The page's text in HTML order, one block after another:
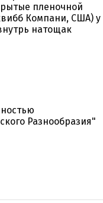
пленочной
Компани, США) у
натощак
Разнообразия"